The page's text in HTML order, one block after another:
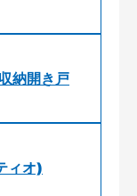
納開き戸
ィオ)